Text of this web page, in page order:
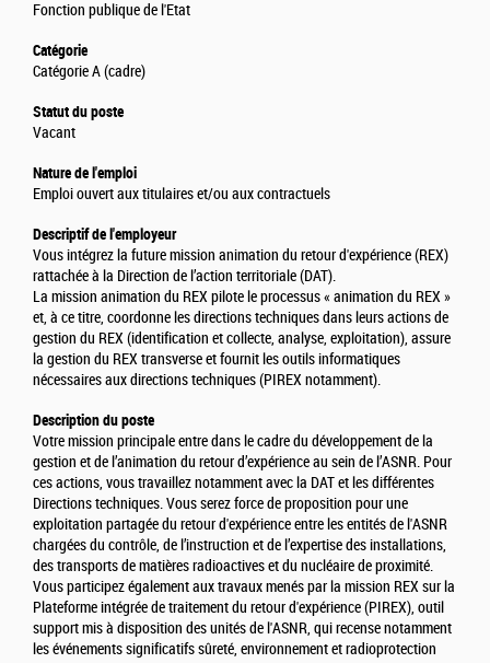
Fonction publique de l'Etat
Catégorie
Catégorie A (cadre)
Statut du poste
Vacant
Nature de l'emploi
Emploi ouvert aux titulaires et/ou aux contractuels
Descriptif de l'employeur
Vous intégrez la future mission animation du retour d'expérience (REX)
rattachée à la Direction de l’action territoriale (DAT).
La mission animation du REX pilote le processus « animation du REX »
et, à ce titre, coordonne les directions techniques dans leurs actions de
gestion du REX (identification et collecte, analyse, exploitation), assure
la gestion du REX transverse et fournit les outils informatiques
nécessaires aux directions techniques (PIREX notamment).
Description du poste
Votre mission principale entre dans le cadre du développement de la
gestion et de l’animation du retour d’expérience au sein de l’ASNR. Pour
ces actions, vous travaillez notamment avec la DAT et les différentes
Directions techniques. Vous serez force de proposition pour une
exploitation partagée du retour d'expérience entre les entités de l'ASNR
chargées du contrôle, de l’instruction et de l’expertise des installations,
des transports de matières radioactives et du nucléaire de proximité.
Vous participez également aux travaux menés par la mission REX sur la
Plateforme intégrée de traitement du retour d'expérience (PIREX), outil
support mis à disposition des unités de l'ASNR, qui recense notamment
les événements significatifs sûreté, environnement et radioprotection